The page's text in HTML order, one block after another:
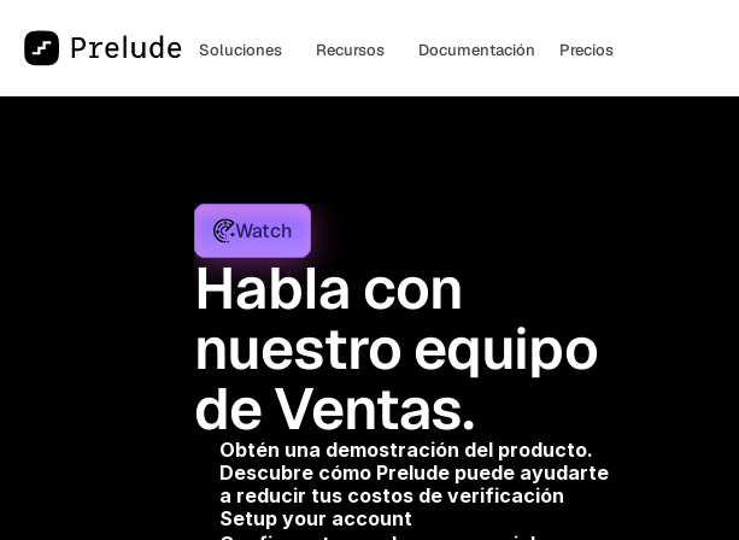
Soluciones Recursos Documentación Precios
Watch
Habla con
nuestro equipo
de Ventas.
Obtén una demostración del producto.
Descubre cómo Prelude puede ayudarte
a reducir tus costos de verificación
Setup your account